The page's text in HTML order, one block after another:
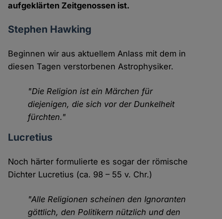
aufgeklärten Zeitgenossen ist.
Stephen Hawking
Beginnen wir aus aktuellem Anlass mit dem in
diesen Tagen verstorbenen Astrophysiker.
"Die Religion ist ein Märchen für
diejenigen, die sich vor der Dunkelheit
fürchten."
Lucretius
Noch härter formulierte es sogar der römische
Dichter Lucretius (ca. 98 – 55 v. Chr.)
"Alle Religionen scheinen den Ignoranten
göttlich, den Politikern nützlich und den